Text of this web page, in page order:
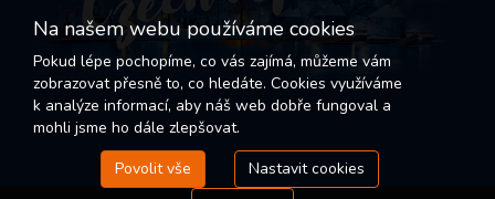
Na našem webu používáme cookies
Pokud lépe pochopíme, co vás zajímá, můžeme vám
zobrazovat přesně to, co hledáte. Cookies využíváme
k analýze informací, aby náš web dobře fungoval a
mohli jsme ho dále zlepšovat.
Povolit vše
Nastavit cookies